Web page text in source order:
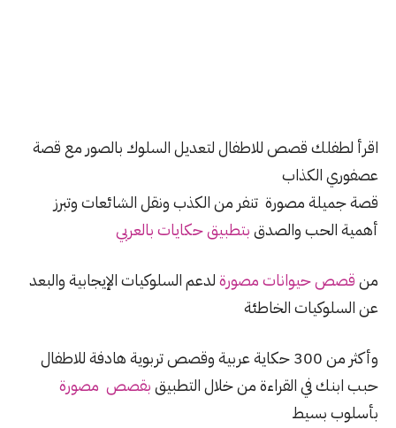
اقرأ لطفلك قصص للاطفال لتعديل السلوك بالصور مع قصة
عصفوري الكذاب
قصة جميلة مصورة تنفر من الكذب ونقل الشائعات وتبرز
أهمية الحب والصدقبتطبيق حكايات بالعربي
منقصص حيوانات مصورةلدعم السلوكيات الإيجابية والبعد
عن السلوكيات الخاطئة
وأكثر من 300 حكاية عربية وقصص تربوية هادفة للاطفال
حبب ابنك في القراءة من خلال التطبيقبقصص مصورة
بأسلوب بسيط